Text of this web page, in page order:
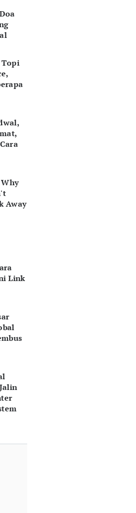
Electric
Klaim
Emisi
82%
2026, 21:50 WIB
Topi
Away
Link